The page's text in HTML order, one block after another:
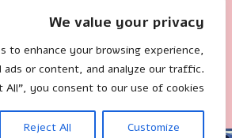
We value your privacy
to enhance your browsing experience,
ads or content, and analyze our traffic.
All", you consent to our use of cookies.
Customize
Reject All
צרו קשר
🐌 Site by:
Mililand.com